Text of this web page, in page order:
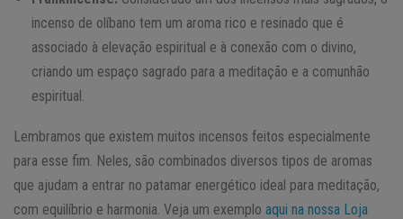
incenso de olíbano tem um aroma rico e resinado que é
associado à elevação espiritual e à conexão com o divino,
criando um espaço sagrado para a meditação e a comunhão
espiritual.
Lembramos que existem muitos incensos feitos especialmente
para esse fim. Neles, são combinados diversos tipos de aromas
que ajudam a entrar no patamar energético ideal para meditação,
com equilíbrio e harmonia. Veja um exemplo aqui na nossa Loja